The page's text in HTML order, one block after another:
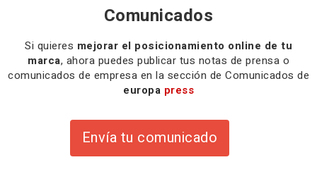
Comunicados
Si quieres mejorar el posicionamiento online de tu
marca, ahora puedes publicar tus notas de prensa o
comunicados de empresa en la sección de Comunicados de
europa press
Envía tu comunicado